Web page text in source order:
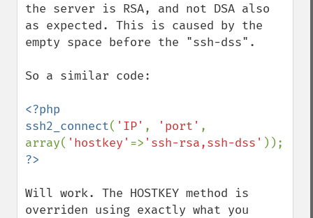
the server is RSA, and not DSA also
as expected. This is caused by the
empty space before the "ssh-dss".
So a similar code:
<?php
ssh2_connect( 'IP' , 'port' ,
array( 'hostkey' => 'ssh-rsa,ssh-dss'
Will work. The HOSTKEY method is
overriden using exactly what you